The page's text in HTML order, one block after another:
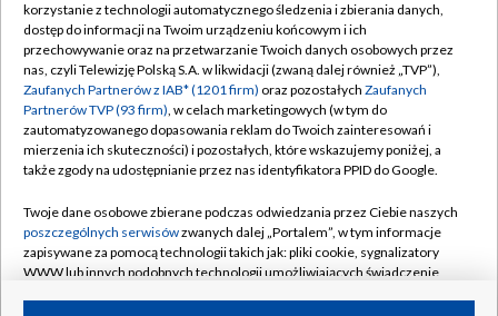
TVP
Abonament TVP
Emisja w TVP
Centrum informacji TVP
Naziemna Telewizja Cyfrowa
Rada Programowa
System NOS
Informacje o nadawcy
Regulamin TVP
Polityka prywatności
Moje zgody
Pomoc
Kontakt
Kanały
korzystanie z technologii automatycznego śledzenia i zbierania danych,
dostęp do informacji na Twoim urządzeniu końcowym i ich
przechowywanie oraz na przetwarzanie Twoich danych osobowych przez
nas, czyli Telewizję Polską S.A. w likwidacji (zwaną dalej również „TVP”),
Zaufanych Partnerów z IAB* (1201 firm) oraz pozostałych Zaufanych
Partnerów TVP (93 firm), w celach marketingowych (w tym do
zautomatyzowanego dopasowania reklam do Twoich zainteresowań i
mierzenia ich skuteczności) i pozostałych, które wskazujemy poniżej, a
także zgody na udostępnianie przez nas identyfikatora PPID do Google.
Twoje dane osobowe zbierane podczas odwiedzania przez Ciebie naszych
poszczególnych serwisówzwanych dalej „Portalem”, w tym informacje
zapisywane za pomocą technologii takich jak: pliki cookie, sygnalizatory
WWW lub innych podobnych technologii umożliwiających świadczenie